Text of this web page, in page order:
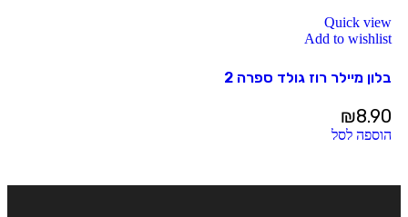
Quick view
Add to wishlist
בלון מיילר רוז גולד ספרה 2
₪8.90
הוספה לסל